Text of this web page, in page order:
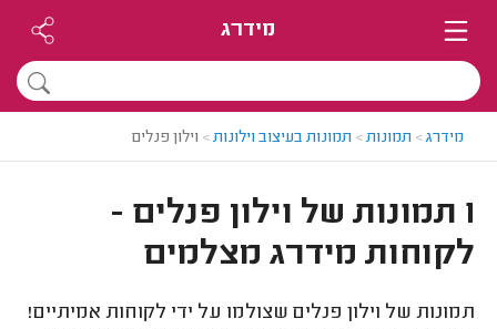
מידרג
מידרג> תמונות> תמונות בעיצוב וילונות> וילון פנלים
1 תמונות של וילון פנלים -
לקוחות מידרג מצלמים
תמונות של וילון פנלים שצולמו על ידי לקוחות אמיתיים!